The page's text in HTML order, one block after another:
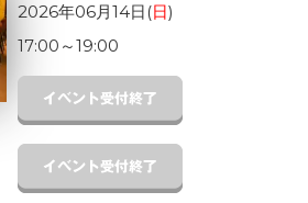
2026年06月14日(日)
17:00 ～19:00